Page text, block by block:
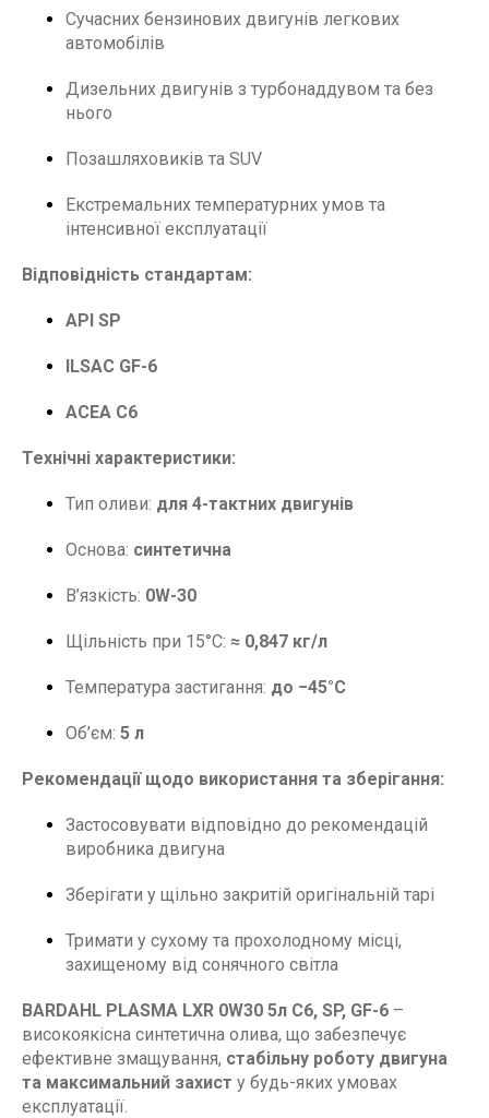
Сучасних бензинових двигунів легкових
автомобілів
Дизельних двигунів з турбонаддувом та без
нього
Позашляховиків та SUV
Екстремальних температурних умов та
інтенсивної експлуатації
Відповідність стандартам:
API SP
ILSAC GF-6
ACEA C6
Технічні характеристики:
Тип оливи: для 4-тактних двигунів
Основа: синтетична
В’язкість: 0W-30
Щільність при 15°C: ≈ 0,847 кг/л
Температура застигання: до −45°C
Об’єм: 5 л
Рекомендації щодо використання та зберігання:
Застосовувати відповідно до рекомендацій
виробника двигуна
Зберігати у щільно закритій оригінальній тарі
Тримати у сухому та прохолодному місці,
захищеному від сонячного світла
BARDAHL PLASMA LXR 0W30 5л C6, SP, GF-6 –
високоякісна синтетична олива, що забезпечує
ефективне змащування, стабільну роботу двигуна
та максимальний захист у будь-яких умовах
експлуатації.